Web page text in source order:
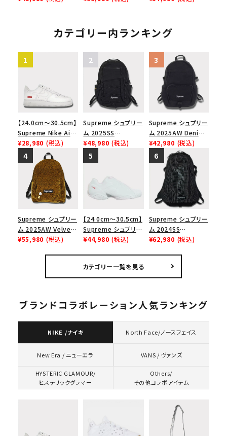
カテゴリー内ランキング
【24.0cm～30.5cm】
Supreme Nike Air
Force 1 Low シュプ
リーム ナイキエアフォ
ース１スニーカー シ
ューズ ホワイト
¥28,980 (税込)
Supreme シュプリー
ム 2025SS
Backpack バックパッ
ク ブラック 黒
¥48,980 (税込)
Supreme シュプリー
ム 2025AW Denim
Backpack デニム バ
ックパック ブラック
¥42,980 (税込)
Supreme シュプリー
ム 2025AW Velvet
Backpack ベルベッ
¥55,980 (税込)
【24.0cm～30.5cm】
Supreme シュプリー
ム 2023AW Nike
カー ホワイト 白
¥44,980 (税込)
Supreme シュプリー
ム 2024SS
Backpack バックパッ
¥62,980 (税込)
カテゴリー一覧を見る
ブランドコラボレーション人気ランキング
NIKE /ナイキ North Face/ノースフェイス
New Era / ニューエラ VANS / ヴァンズ
HYSTERIC GLAMOUR/
ヒステリックグラマー
Others/
その他コラボアイテム